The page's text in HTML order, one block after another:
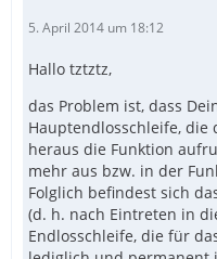
5. April 2014 um 18:12
Hallo tztztz,
das Problem ist, dass
Hauptendlosschleife, die
heraus die Funktion
mehr aus bzw. in der
Folglich befindest sich
(d. h. nach Eintreten in
Endlosschleife, die für